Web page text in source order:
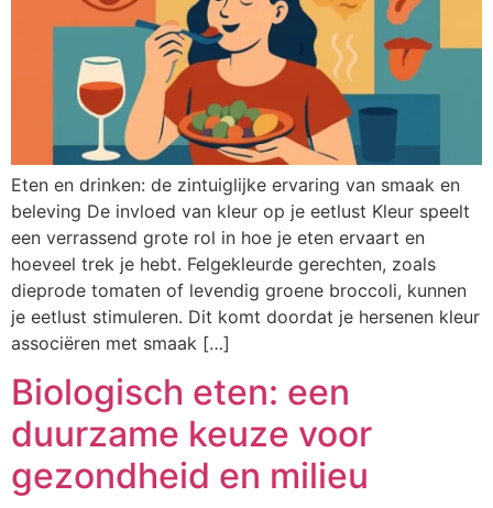
Eten en drinken: de zintuiglijke ervaring van smaak en
beleving De invloed van kleur op je eetlust Kleur speelt
een verrassend grote rol in hoe je eten ervaart en
hoeveel trek je hebt. Felgekleurde gerechten, zoals
dieprode tomaten of levendig groene broccoli, kunnen
je eetlust stimuleren. Dit komt doordat je hersenen kleur
associëren met smaak […]
Biologisch eten: een
duurzame keuze voor
gezondheid en milieu